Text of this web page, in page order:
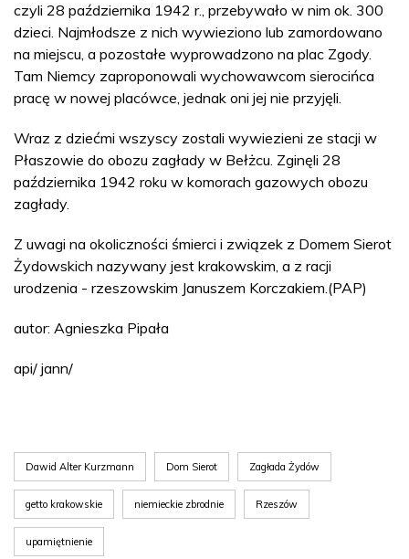
czyli 28 października 1942 r., przebywało w nim ok. 300
dzieci. Najmłodsze z nich wywieziono lub zamordowano
na miejscu, a pozostałe wyprowadzono na plac Zgody.
Tam Niemcy zaproponowali wychowawcom sierocińca
pracę w nowej placówce, jednak oni jej nie przyjęli.
Wraz z dziećmi wszyscy zostali wywiezieni ze stacji w
Płaszowie do obozu zagłady w Bełżcu. Zginęli 28
października 1942 roku w komorach gazowych obozu
zagłady.
Z uwagi na okoliczności śmierci i związek z Domem Sierot
Żydowskich nazywany jest krakowskim, a z racji
urodzenia - rzeszowskim Januszem Korczakiem.(PAP)
autor: Agnieszka Pipała
api/ jann/
Dawid Alter Kurzmann Dom Sierot Zagłada Żydów
getto krakowskie niemieckie zbrodnie Rzeszów
upamiętnienie